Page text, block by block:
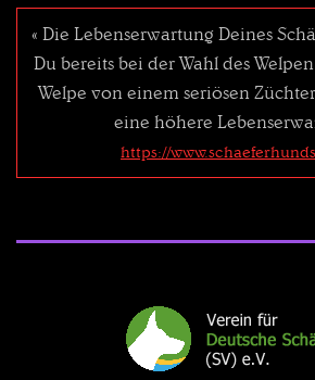
« Die Lebenserwartung Deines
Du bereits bei der Wahl des
Welpe von einem seriösen
eine höhere
https://